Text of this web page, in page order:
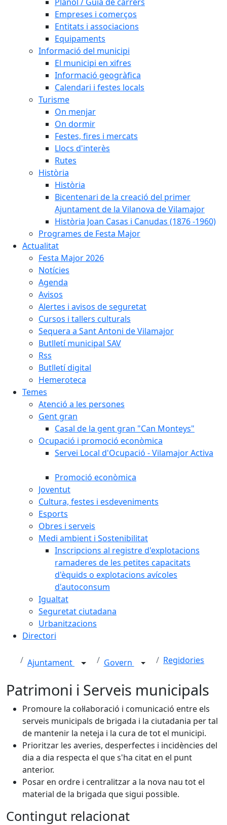
Empreses i comerços
Entitats i associacions
Equipaments
Informació del municipi
El municipi en xifres
Informació geogràfica
Calendari i festes locals
Turisme
On menjar
On dormir
Festes, fires i mercats
Llocs d'interès
Rutes
Història
Història
Bicentenari de la creació del primer
Ajuntament de la Vilanova de Vilamajor
Història Joan Casas i Canudas (1876 -1960)
Programes de Festa Major
Actualitat
Festa Major 2026
Notícies
Agenda
Avisos
Alertes i avisos de seguretat
Cursos i tallers culturals
Sequera a Sant Antoni de Vilamajor
Butlletí municipal SAV
Rss
Butlletí digital
Hemeroteca
Temes
Atenció a les persones
Gent gran
Casal de la gent gran "Can Monteys"
Ocupació i promoció econòmica
Servei Local d'Ocupació - Vilamajor Activa
Promoció econòmica
Joventut
Cultura, festes i esdeveniments
Esports
Obres i serveis
Medi ambient i Sostenibilitat
Inscripcions al registre d'explotacions
ramaderes de les petites capacitats
d'èquids o explotacions avícoles
d'autoconsum
Igualtat
Seguretat ciutadana
Urbanitzacions
Directori
Ajuntament Govern Regidories
Patrimoni i Serveis municipals
Promoure la col·laboració i comunicació entre els
serveis municipals de brigada i la ciutadania per tal
de mantenir la neteja i la cura de tot el municipi.
Prioritzar les averies, desperfectes i incidències del
dia a dia respecta el que s'ha citat en el punt
anterior.
Posar en ordre i centralitzar a la nova nau tot el
material de la brigada que sigui possible.
Contingut relacionat